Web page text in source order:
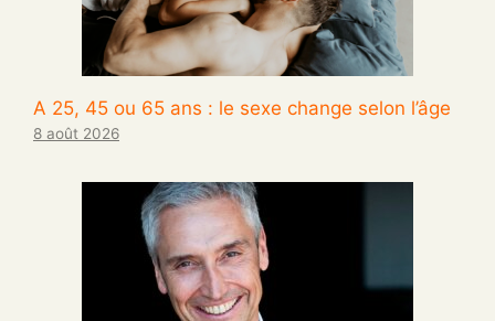
A 25, 45 ou 65 ans : le sexe change selon l’âge
8 août 2026